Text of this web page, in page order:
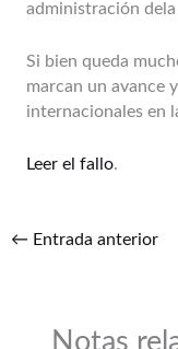
administración
Si bien queda
marcan un avance
internacionales en
Leer el fallo.
← Entrada anterior
Notas